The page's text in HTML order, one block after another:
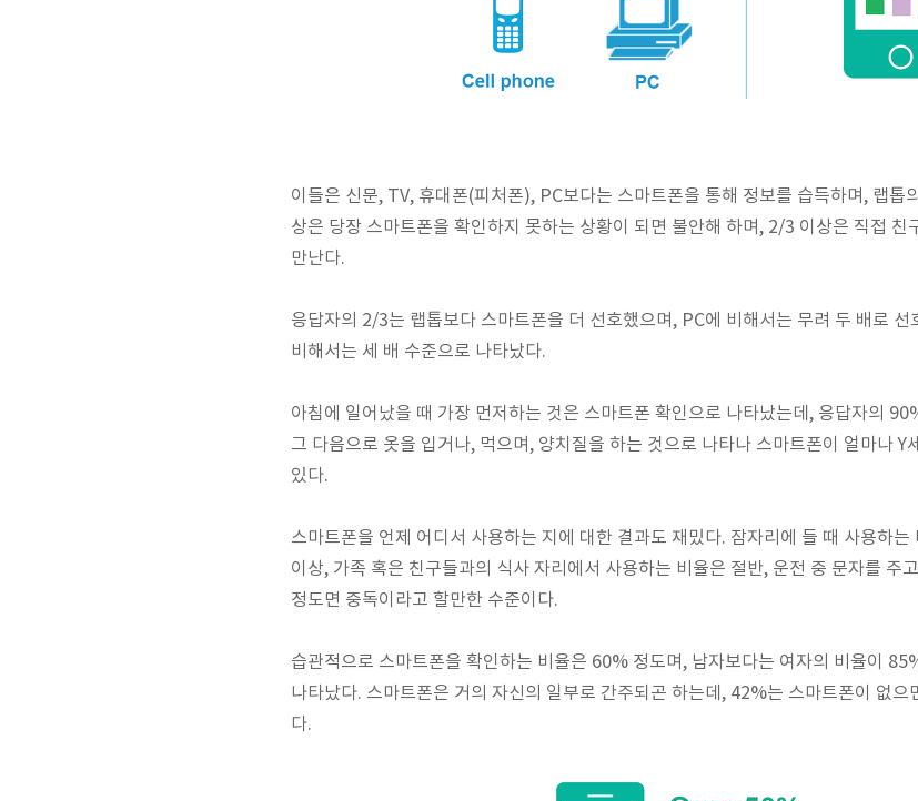
이들은 신문, TV, 휴대폰(피처폰), PC보다는 스마트폰을 통해 정보를 습득하며, 랩톱
상은 당장 스마트폰을 확인하지 못하는 상황이 되면 불안해 하며, 2/3 이상은 직접 친
만난다.
응답자의 2/3는 랩톱보다 스마트폰을 더 선호했으며, PC에 비해서는 무려 두 배로 선
비해서는 세 배 수준으로 나타났다.
아침에 일어났을 때 가장 먼저하는 것은 스마트폰 확인으로 나타났는데, 응답자의
그 다음으로 옷을 입거나, 먹으며, 양치질을 하는 것으로 나타나 스마트폰이 얼마나 Y
있다.
스마트폰을 언제 어디서 사용하는 지에 대한 결과도 재밌다. 잠자리에 들 때 사용하
이상, 가족 혹은 친구들과의 식사 자리에서 사용하는 비율은 절반, 운전 중 문자를 주
정도면 중독이라고 할만한 수준이다.
습관적으로 스마트폰을 확인하는 비율은 60% 정도며, 남자보다는 여자의 비율이
나타났다. 스마트폰은 거의 자신의 일부로 간주되곤 하는데, 42%는 스마트폰이 없
다.